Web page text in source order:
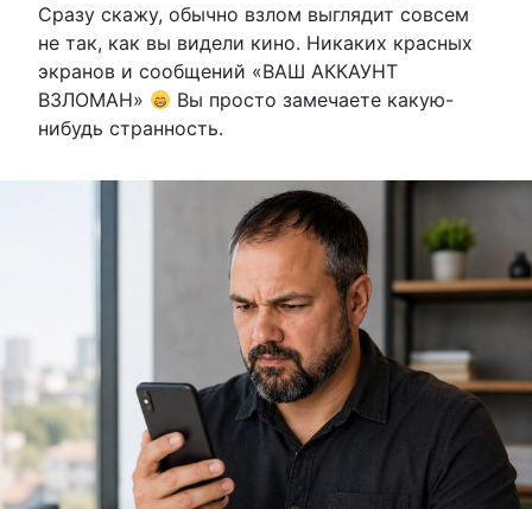
Сразу скажу, обычно взлом выглядит совсем
не так, как вы видели кино. Никаких красных
экранов и сообщений «ВАШ АККАУНТ
ВЗЛОМАН»
Вы просто замечаете какую-
нибудь странность.